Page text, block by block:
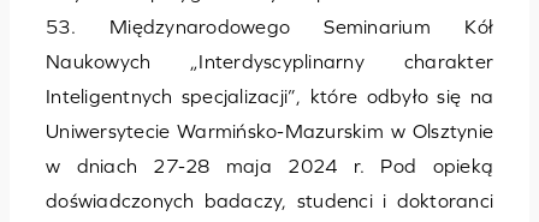
53. Międzynarodowego Seminarium Kół
Naukowych „Interdyscyplinarny charakter
Inteligentnych specjalizacji”, które odbyło się na
Uniwersytecie Warmińsko-Mazurskim w Olsztynie
w dniach 27-28 maja 2024 r. Pod opieką
doświadczonych badaczy, studenci i doktoranci